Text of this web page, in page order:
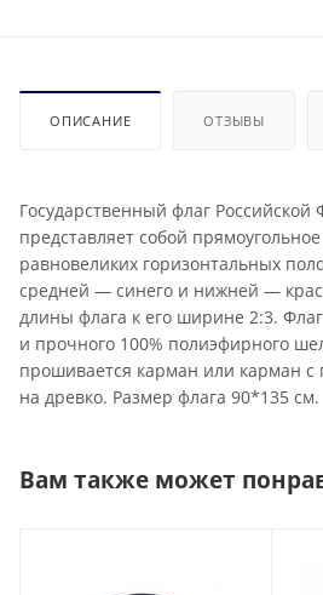
ОПИСАНИЕ ОТЗЫВЫ
Государственный флаг Российской
представляет собой
равновеликих горизонтальных
средней — синего и нижней —
длины флага к его ширине 2:3. Флаг
и прочного 100% полиэфирного
прошивается карман или карман с
на древко. Размер флага 90*135 см.
Вам также может